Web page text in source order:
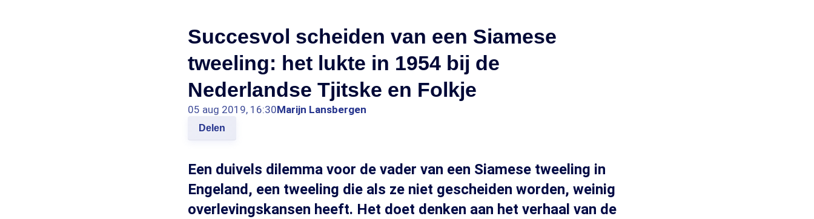
Succesvol scheiden van een Siamese
tweeling: het lukte in 1954 bij de
Nederlandse Tjitske en Folkje
05 aug 2019, 16:30Marijn Lansbergen
Delen
Een duivels dilemma voor de vader van een Siamese tweeling in
Engeland, een tweeling die als ze niet gescheiden worden, weinig
overlevingskansen heeft. Het doet denken aan het verhaal van de